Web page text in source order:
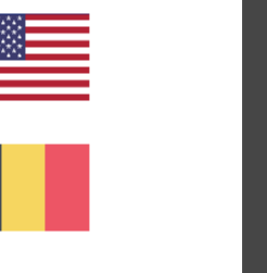
le dos